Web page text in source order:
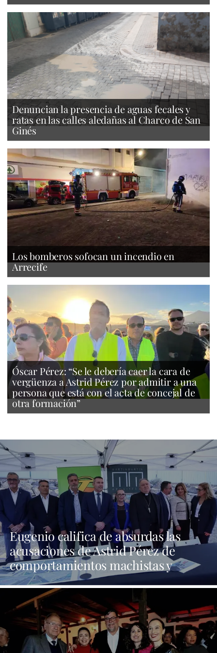
Denuncian la presencia de aguas fecales y
ratas en las calles aledañas al Charco de San
Ginés
Los bomberos sofocan un incendio en
Arrecife
Óscar Pérez: “Se le debería caer la cara de
vergüenza a Astrid Pérez por admitir a una
persona que está con el acta de concejal de
otra formación”
Eugenio califica de absurdas las
acusaciones de Astrid Pérez de
comportamientos machistas y
asegura que busca una presencia en
los medios que no tiene